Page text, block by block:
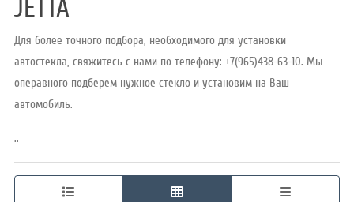
Режим
JETTA
Для более точного подбора, необходимого для установки
автостекла, свяжитесь с нами по телефону: +7(965)438-63-10. Мы
операвного подберем нужное стекло и установим на Ваш
автомобиль.
..